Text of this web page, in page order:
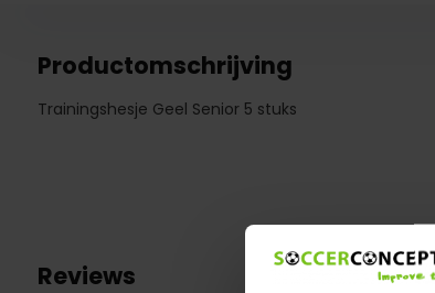
Productomschrijving
Trainingshesje Geel Senior 5 stuks
Reviews